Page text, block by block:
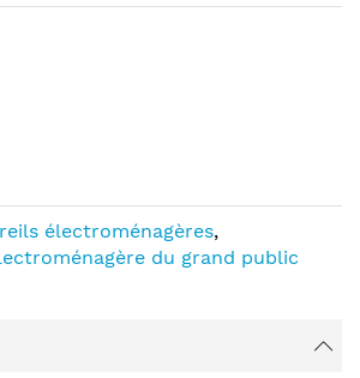
électroménagères,
du grand public